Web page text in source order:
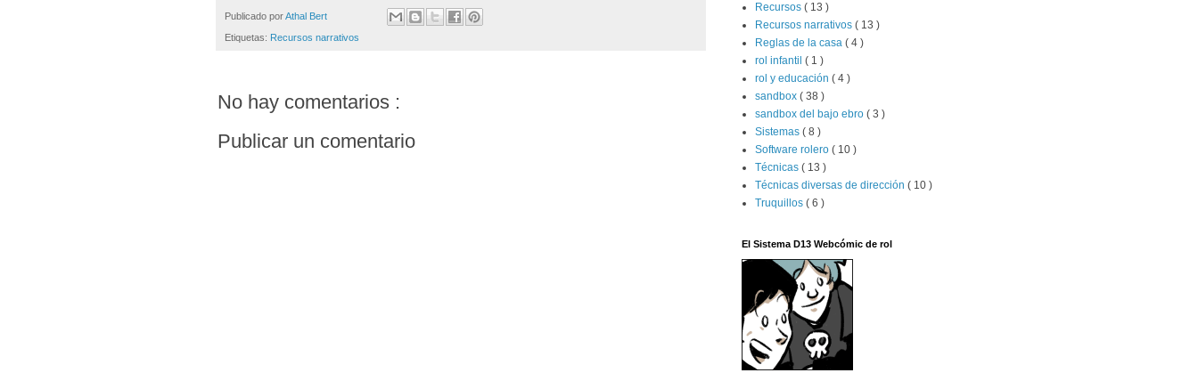
Publicado porAthal Bert
Etiquetas: Recursos narrativos
No hay comentarios :
Publicar un comentario
Recursos ( 13 )
Recursos narrativos ( 13 )
Reglas de la casa ( 4 )
rol infantil ( 1 )
rol y educación ( 4 )
sandbox ( 38 )
sandbox del bajo ebro ( 3 )
Sistemas ( 8 )
Software rolero ( 10 )
Técnicas ( 13 )
Técnicas diversas de dirección ( 10 )
Truquillos ( 6 )
El Sistema D13 Webcómic de rol